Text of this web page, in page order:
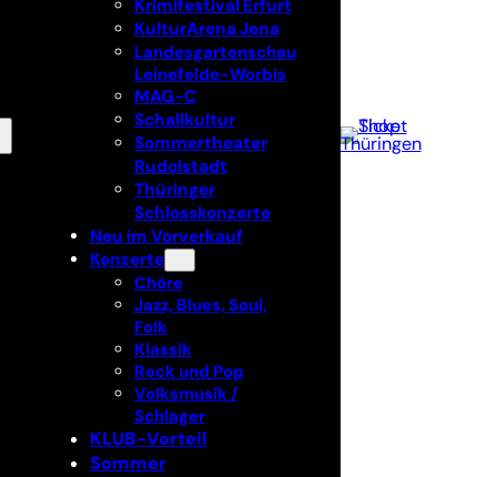
Krimifestival Erfurt
KulturArena Jena
Landesgartenschau
Leinefelde-Worbis
MAG-C
Schallkultur
Sommertheater
Rudolstadt
Thüringer
Schlosskonzerte
Neu im Vorverkauf
Konzerte
Chöre
Jazz, Blues, Soul,
Folk
Klassik
Rock und Pop
Volksmusik /
Schlager
KLUB-Vorteil
Sommer